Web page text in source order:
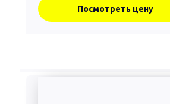
Посмотреть цену